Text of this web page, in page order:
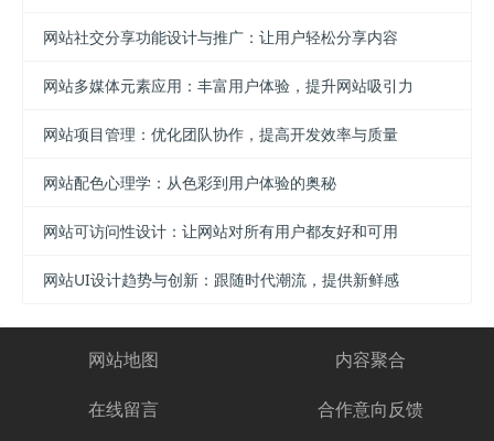
网站社交分享功能设计与推广：让用户轻松分享内容
网站多媒体元素应用：丰富用户体验，提升网站吸引力
网站项目管理：优化团队协作，提高开发效率与质量
网站配色心理学：从色彩到用户体验的奥秘
网站可访问性设计：让网站对所有用户都友好和可用
网站UI设计趋势与创新：跟随时代潮流，提供新鲜感
网站地图 内容聚合
在线留言 合作意向反馈